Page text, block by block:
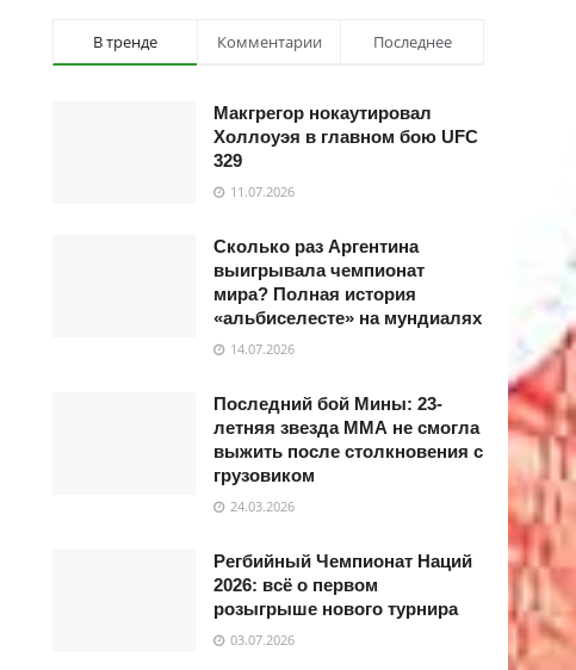
В тренде Комментарии Последнее
Макгрегор нокаутировал
Холлоуэя в главном бою UFC
329
11.07.2026
Сколько раз Аргентина
выигрывала чемпионат
мира? Полная история
«альбиселесте» на мундиалях
14.07.2026
Последний бой Мины: 23-
летняя звезда ММА не смогла
выжить после столкновения с
грузовиком
24.03.2026
Регбийный Чемпионат Наций
2026: всё о первом
розыгрыше нового турнира
03.07.2026